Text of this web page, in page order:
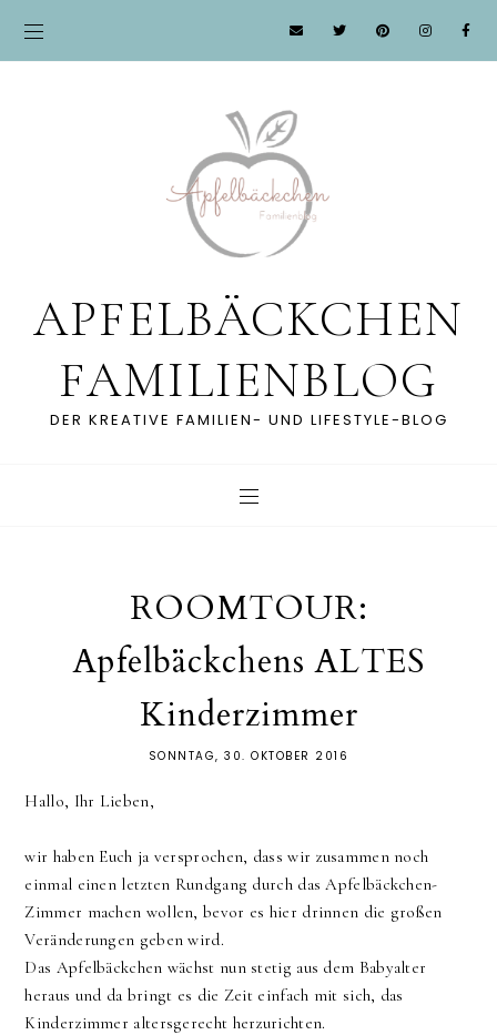
APFELBÄCKCHEN
FAMILIENBLOG
DER KREATIVE FAMILIEN- UND LIFESTYLE-BLOG
ROOMTOUR:
Apfelbäckchens ALTES
Kinderzimmer
SONNTAG, 30. OKTOBER 2016
Hallo, Ihr Lieben,
wir haben Euch ja versprochen, dass wir zusammen noch
einmal einen letzten Rundgang durch das Apfelbäckchen-
Zimmer machen wollen, bevor es hier drinnen die großen
Veränderungen geben wird.
Das Apfelbäckchen wächst nun stetig aus dem Babyalter
heraus und da bringt es die Zeit einfach mit sich, das
Kinderzimmer altersgerecht herzurichten.